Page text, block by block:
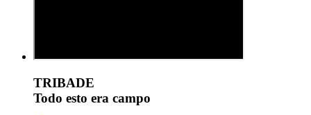
TRIBADE
Todo esto era campo